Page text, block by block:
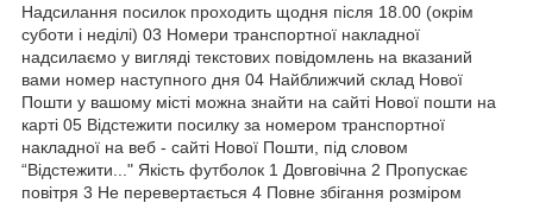
Надсилання посилок проходить щодня після 18.00 (окрім
суботи і неділі) 03 Номери транспортної накладної
надсилаємо у вигляді текстових повідомлень на вказаний
вами номер наступного дня 04 Найближчий склад Нової
Пошти у вашому місті можна знайти на сайті Нової пошти на
карті 05 Відстежити посилку за номером транспортної
накладної на веб - сайті Нової Пошти, під словом
“Відстежити..." Якість футболок 1 Довговічна 2 Пропускає
повітря 3 Не перевертається 4 Повне збігання розміром